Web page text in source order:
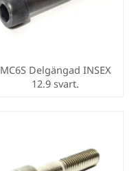
MC6S Delgängad INSEX
12.9 svart.